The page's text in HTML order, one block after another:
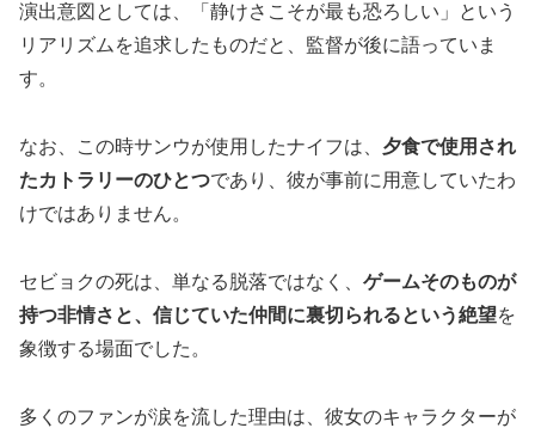
演出意図としては、「静けさこそが最も恐ろしい」という
リアリズムを追求したものだと、監督が後に語っていま
す。
なお、この時サンウが使用したナイフは、 夕食で使用され
たカトラリーのひとつであり、彼が事前に用意していたわ
けではありません。
セビョクの死は、単なる脱落ではなく、 ゲームそのものが
持つ非情さと、信じていた仲間に裏切られるという絶望を
象徴する場面でした。
多くのファンが涙を流した理由は、彼女のキャラクターが